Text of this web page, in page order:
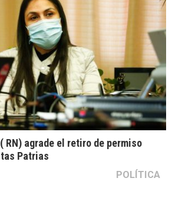
RN) agrade el retiro de permiso
Patrias
POLÍTICA